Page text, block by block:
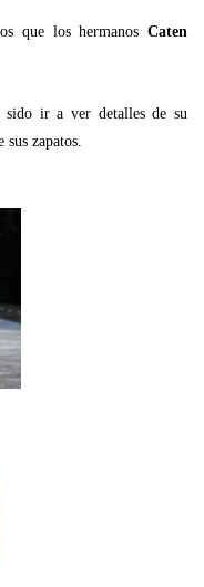
que los hermanos Caten
sido ir a ver detalles de su
zapatos.